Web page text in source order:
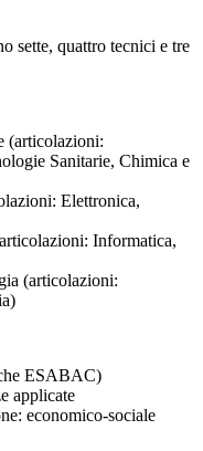
sette, quattro tecnici e tre
(articolazioni:
Sanitarie, Chimica e
Elettronica,
Informatica,
(articolazioni:
ESABAC)
applicate
economico-sociale